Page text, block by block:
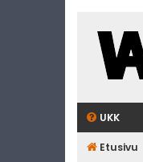
UKK
Etusivu